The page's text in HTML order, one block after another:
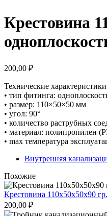
Крестовина
200,00 ₽
Технические
• тип фитинга:
• размер: 110×50×50 мм
• угол: 90°
• количество раструбных
• материал: полипропилен
• max температура
Внутренняя
Похожие
Крестовина 110х50х50х90
200,00 ₽